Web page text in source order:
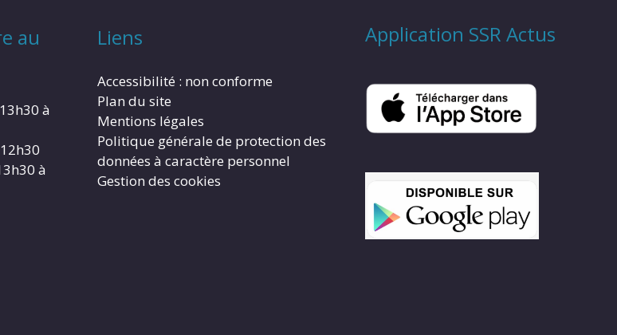
au
à
à
Liens
Accessibilité : non conforme
Plan du site
Mentions légales
Politique générale de protection des
données à caractère personnel
Gestion des cookies
Application SSR Actus